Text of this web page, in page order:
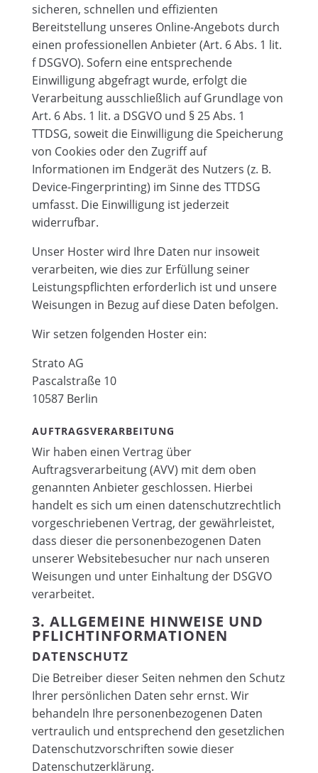
sicheren, schnellen und effizienten
Bereitstellung unseres Online-Angebots durch
einen professionellen Anbieter (Art. 6 Abs. 1 lit.
f DSGVO). Sofern eine entsprechende
Einwilligung abgefragt wurde, erfolgt die
Verarbeitung ausschließlich auf Grundlage von
Art. 6 Abs. 1 lit. a DSGVO und § 25 Abs. 1
TTDSG, soweit die Einwilligung die Speicherung
von Cookies oder den Zugriff auf
Informationen im Endgerät des Nutzers (z. B.
Device-Fingerprinting) im Sinne des TTDSG
umfasst. Die Einwilligung ist jederzeit
widerrufbar.
Unser Hoster wird Ihre Daten nur insoweit
verarbeiten, wie dies zur Erfüllung seiner
Leistungspflichten erforderlich ist und unsere
Weisungen in Bezug auf diese Daten befolgen.
Wir setzen folgenden Hoster ein:
Strato AG
Pascalstraße 10
10587 Berlin
AUFTRAGSVERARBEITUNG
Wir haben einen Vertrag über
Auftragsverarbeitung (AVV) mit dem oben
genannten Anbieter geschlossen. Hierbei
handelt es sich um einen datenschutzrechtlich
vorgeschriebenen Vertrag, der gewährleistet,
dass dieser die personenbezogenen Daten
unserer Websitebesucher nur nach unseren
Weisungen und unter Einhaltung der DSGVO
verarbeitet.
3. ALLGEMEINE HINWEISE UND
PFLICHT­INFORMATIONEN
DATENSCHUTZ
Die Betreiber dieser Seiten nehmen den Schutz
Ihrer persönlichen Daten sehr ernst. Wir
behandeln Ihre personenbezogenen Daten
vertraulich und entsprechend den gesetzlichen
Datenschutzvorschriften sowie dieser
Datenschutzerklärung.